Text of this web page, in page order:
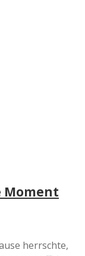
Moment
herrschte,